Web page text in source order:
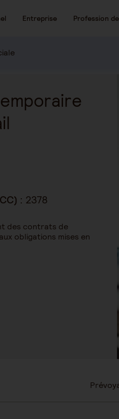
Entreprise Profession
: 2378
des contrats de
obligations mises en